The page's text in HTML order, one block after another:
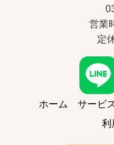
営業
定
ホーム サービ
利